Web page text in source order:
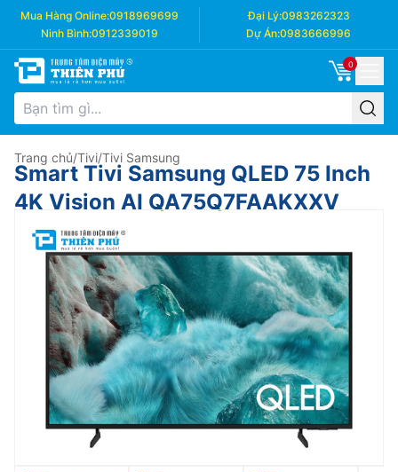
Mua Hàng Online:0918969699 Đại Lý:0983262323
Ninh Bình:0912339019 Dự Án:0983666996
0
Trang chủ/Tivi/Tivi Samsung
Smart Tivi Samsung QLED 75 Inch
4K Vision AI QA75Q7FAAKXXV